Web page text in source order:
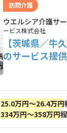
訪問介護
ウエルシア介護サ
ービス株式会社
【茨城県／牛
のサービス提
25.0万円～26.4万円
334万円～358万円